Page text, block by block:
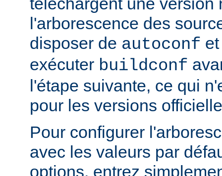
l'arborescence des
disposer de autoconf
exécuter buildconf
l'étape suivante, ce qui
pour les versions
Pour configurer
avec les valeurs par
options, entrez